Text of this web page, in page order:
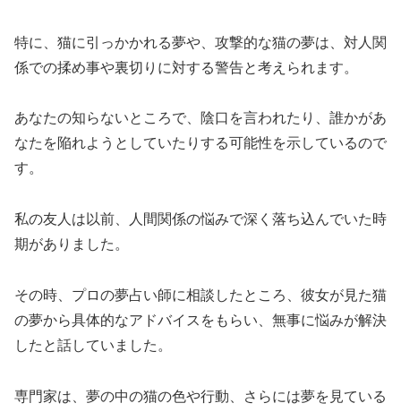
特に、猫に引っかかれる夢や、攻撃的な猫の夢は、対人関
係での揉め事や裏切りに対する警告と考えられます。
あなたの知らないところで、陰口を言われたり、誰かがあ
なたを陥れようとしていたりする可能性を示しているので
す。
私の友人は以前、人間関係の悩みで深く落ち込んでいた時
期がありました。
その時、プロの夢占い師に相談したところ、彼女が見た猫
の夢から具体的なアドバイスをもらい、無事に悩みが解決
したと話していました。
専門家は、夢の中の猫の色や行動、さらには夢を見ている